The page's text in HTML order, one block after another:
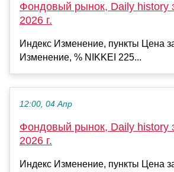
Фондовый рынок, Daily history
2026 г.
Индекс Изменение, пункты Цена
Изменение, % NIKKEI 225...
12:00, 04 Апр
Фондовый рынок, Daily history
2026 г.
Индекс Изменение, пункты Цена